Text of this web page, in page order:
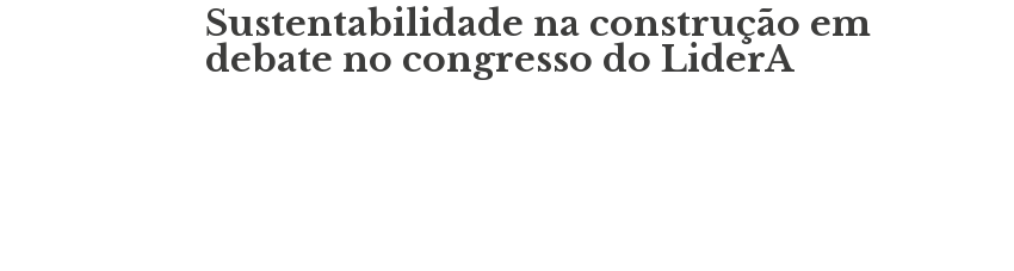
Sustentabilidade na construção em
debate no congresso do LiderA